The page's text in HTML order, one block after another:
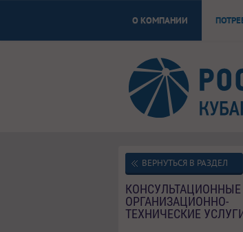
О КОМПАНИИ
ВЕРНУТЬСЯ В РАЗДЕЛ
КОНСУЛЬТАЦИОННЫЕ
ОРГАНИЗАЦИОННО-
ТЕХНИЧЕСКИЕ